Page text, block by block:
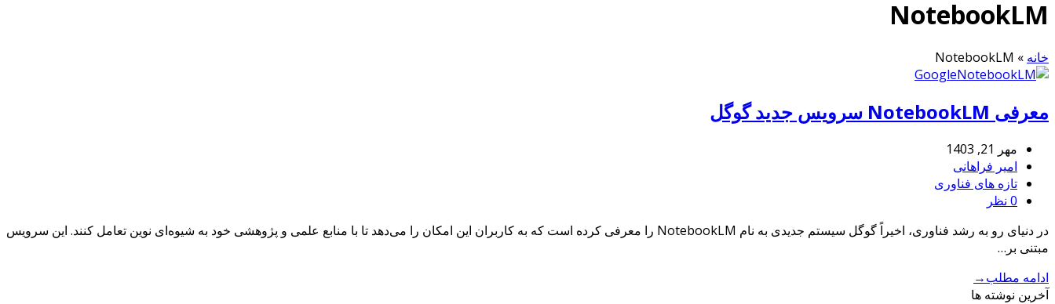
NotebookLM
خانه »
NotebookLM
معرفی NotebookLM سرویس جدید گوگل
مهر 21, 1403
امیر فراهانی
تازه های فناوری
0 نظر
در دنیای رو به رشد فناوری، اخیراً گوگل سیستم جدیدی به نام NotebookLM را معرفی کرده است که به کاربران این امکان را می‌دهد تا با منابع علمی و پژوهشی خود به شیوه‌ای نوین تعامل کنند. این سرویس
مبتنی بر…
ادامه مطلب→
آخرین نوشته ها